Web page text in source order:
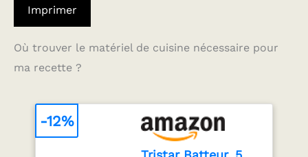
Imprimer
Où trouver le matériel de cuisine nécessaire pour
ma recette ?
-12%